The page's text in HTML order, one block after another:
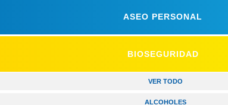
ASEO PERSONAL
BIOSEGURIDAD
VER TODO
ALCOHOLES